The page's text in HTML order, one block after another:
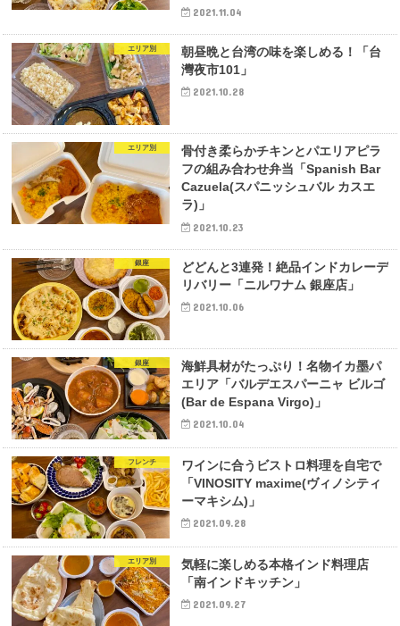
2021.11.04
エリア別
朝昼晩と台湾の味を楽しめる！「台
灣夜市101」
2021.10.28
エリア別
骨付き柔らかチキンとパエリアピラ
フの組み合わせ弁当「Spanish Bar
Cazuela(スパニッシュバル カスエ
ラ)」
2021.10.23
銀座
どどんと3連発！絶品インドカレーデ
リバリー「ニルワナム 銀座店」
2021.10.06
銀座
海鮮具材がたっぷり！名物イカ墨パ
エリア「バルデエスパーニャ ビルゴ
(Bar de Espana Virgo)」
2021.10.04
フレンチ
ワインに合うビストロ料理を自宅で
「VINOSITY maxime(ヴィノシティ
ーマキシム)」
2021.09.28
エリア別
気軽に楽しめる本格インド料理店
「南インドキッチン」
2021.09.27